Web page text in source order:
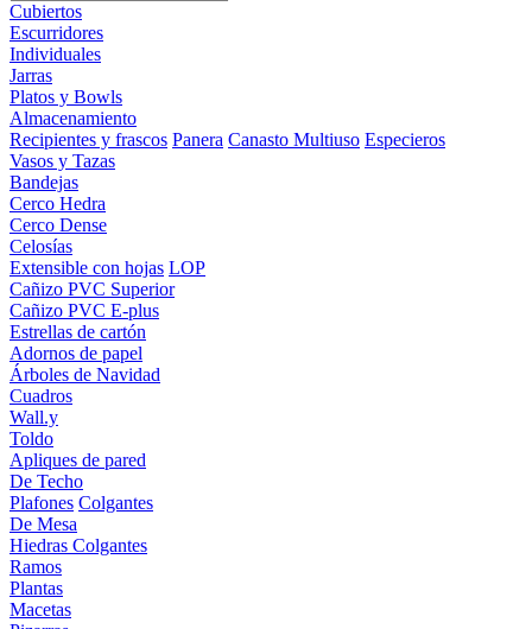
Cubiertos
Escurridores
Individuales
Jarras
Platos y Bowls
Almacenamiento
Recipientes y frascos Panera Canasto Multiuso Especieros
Vasos y Tazas
Bandejas
Cerco Hedra
Cerco Dense
Celosías
Extensible con hojas LOP
Cañizo PVC Superior
Cañizo PVC E-plus
Estrellas de cartón
Adornos de papel
Árboles de Navidad
Cuadros
Wall.y
Toldo
Apliques de pared
De Techo
Plafones Colgantes
De Mesa
Hiedras Colgantes
Ramos
Plantas
Macetas